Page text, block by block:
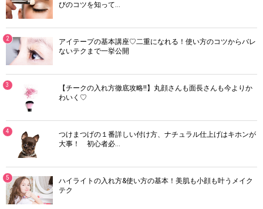
びのコツを知って…
2
アイテープの基本講座♡二重になれる！使い方のコツからバレ
ないテクまで一挙公開
3
【チークの入れ方徹底攻略!!】丸顔さんも面長さんも今よりか
わいく♡
4
つけまつげの１番詳しい付け方、ナチュラル仕上げはキホンが
大事！ 初心者必…
5
ハイライトの入れ方&使い方の基本！美肌も小顔も叶うメイク
テク